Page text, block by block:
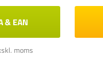
& EAN
moms